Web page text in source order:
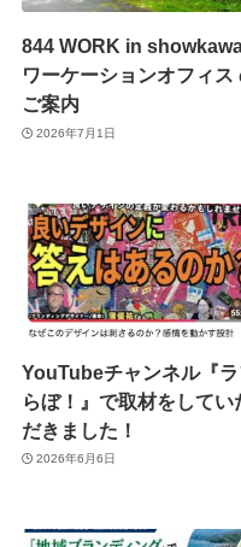
844 WORK in
ワーケーションオフィス
ご案内
2026年7月1日
YouTubeチャンネル『ラ
らぼ！』で取材をしてい
だきました！
2026年6月6日